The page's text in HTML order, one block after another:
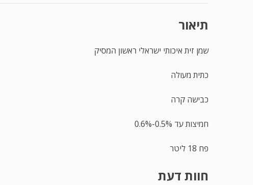
תיאור
שמן זית איכותי ישראלי ראשון המסיק
כתית מעולה
כבישה קרה
חמיצות עד 0.5%-0.6%
פח 18 ליטר
חוות דעת